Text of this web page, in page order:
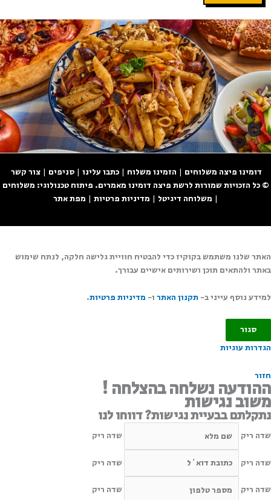
דומינו פיצה משלוחים | הזמינו משלוח | כתבו עלינו | סניפים | צור קשר
© כל הזכויות שמורות לרשת פיצה דומינו מאמרים. פיתוח טכנולוגי: משלוחים
| משלוחה דיגיטל | מדיניות פרטיות | מפת אתר
האתר שלנו משתמש בקוקיז כדי להבטיח חוויית גלישה חלקה, לנתח שימוש
באתר ולהתאים תוכן ושירותים אישיים עבורך.
למידע נוסף עייני ב- תקנון האתר ו- מדיניות פרטיות.
סגור
הגדרות עוגיות
חזור
ההודעה נשלחה בהצלחה !
משוב נגישות
נתקלתם בבעיית נגישות? דווחו לנו
שדה ריק שדה ריק
שדה ריק שדה ריק
שדה ריק שדה ריק